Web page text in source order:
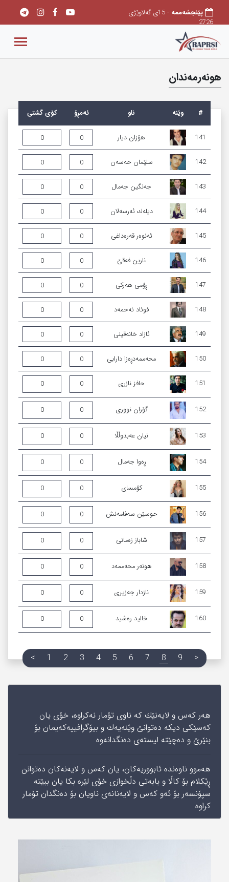
پێنجشەممه
- 15ی گەلاوێژی
2726
هونەرمەندان
# وێنه‌ ناو ئەمڕۆ کۆی گشتی
141 ھۆزان دیار 0
0
142 سلێمان حەسەن 0
0
143 جه‌نگین جه‌مال 0
0
144 دیله‌ك ئه‌رسه‌لان 0
0
145 ئەنوەر قەرەداغی 0
0
146 نارین فەقێ 0
0
147 ڕۆمی هه‌ركی 0
0
148 فوئاد ئەحمەد 0
0
149 ئازاد خانەقینی 0
0
150 محەممەدڕەزا دارابی 0
0
151 حافز نازری 0
0
152 گۆران نووری 0
0
153 نیان عەبدوڵڵا 0
0
154 ڕەوا جەمال 0
0
155 كۆمسای‌ 0
0
156 حوسێن سەفامەنش 0
0
157 شاباز زەمانی 0
0
158 هونەر محەممەد 0
0
159 نازدار جەزیری 0
0
160 خالید ره‌شید 0
0
< 1 2 3 4 5 6 7 8 9 >
هه‌ر كه‌س و لایه‌نێك كه‌ ناوی‌ تۆمار نه‌كراوه‌، خۆی‌ یان
كه‌سێكی‌ دیكه‌ ده‌توانێ‌ وێنه‌یه‌ك و بیۆگرافییه‌كه‌یمان‌ بۆ
بنێرێ‌ و ده‌چێته‌ لیسته‌ی‌ ده‌نگدانه‌وه
هه‌موو ناوه‌نده‌ ئابووریه‌كان، یان كه‌س و لایه‌نه‌كان ده‌توانن‌
ڕێكلام بۆ كاڵا‌ و بابه‌تی‌‌ دڵخوازی‌ خۆی‌ لێره‌ بكا یان ببێته‌
سپۆنسه‌ر بۆ ئه‌و كه‌س و لایه‌نانه‌ی‌ ناویان بۆ ده‌نگدان تۆمار
كراوه‌